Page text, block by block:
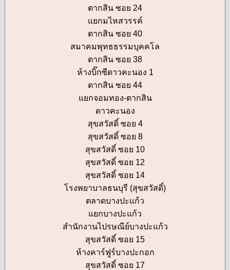
ตากสิน ซอย 24
แยกมไหสวรรค์
ตากสิน ซอย 40
สมาคมพุทธธรรมบุคคโล
ตากสิน ซอย 38
ห้างบิ๊กซีดาวคะนอง 1
ตากสิน ซอย 44
แยกจอมทอง-ตากสิน
ดาวคะนอง
สุขสวัสดิ์ ซอย 4
สุขสวัสดิ์ ซอย 8
สุขสวัสดิ์ ซอย 10
สุขสวัสดิ์ ซอย 12
สุขสวัสดิ์ ซอย 14
โรงพยาบาลธนบุรี (สุขสวัสดิ์)
ตลาดบางปะแก้ว
แยกบางปะแก้ว
สำนักงานไปรษณีย์บางปะแก้ว
สุขสวัสดิ์ ซอย 15
ห้างคาร์ฟูร์บางปะกอก
สุขสวัสดิ์ ซอย 17